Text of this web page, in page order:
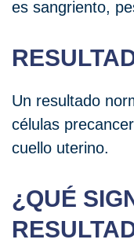
es sangriento,
Un resultado
células
cuello uterino.
¿QUÉ